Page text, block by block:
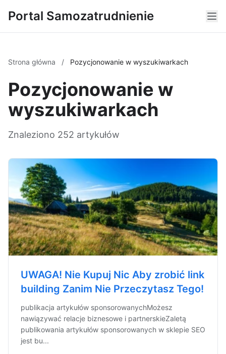
Portal Samozatrudnienie
Strona główna / Pozycjonowanie w wyszukiwarkach
Pozycjonowanie w
wyszukiwarkach
Znaleziono 252 artykułów
UWAGA! Nie Kupuj Nic Aby zrobić link
building Zanim Nie Przeczytasz Tego!
publikacja artykułów sponsorowanychMożesz
nawiązywać relacje biznesowe i partnerskieZaletą
publikowania artykułów sponsorowanych w sklepie SEO
jest bu...